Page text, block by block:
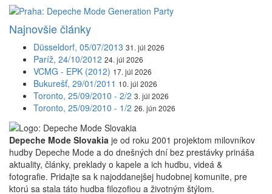
Najnovšie články
Düsseldorf, 05/07/2013 31. júl 2026
Paríž, 24/10/2012 24. júl 2026
VCMG - EPK (2012) 17. júl 2026
Bukurešť, 29/01/2011 10. júl 2026
Toronto, 25/09/2010 - 2/2 3. júl 2026
Toronto, 25/09/2010 - 1/2 26. jún 2026
Depeche Mode Slovakia je od roku 2001 projektom milovníkov
hudby Depeche Mode a do dnešných dní bez prestávky prináša
aktuality, články, preklady o kapele a ich hudbu, videá &
fotografie. Pridajte sa k najoddanejšej hudobnej komunite, pre
ktorú sa stala táto hudba filozofiou a životným štýlom.